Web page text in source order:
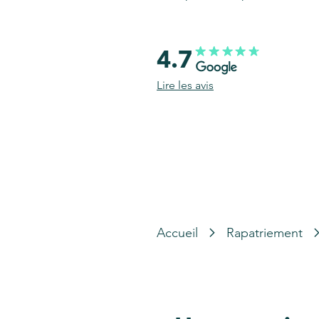
4.7
Lire les avis
Accueil Rapatriement